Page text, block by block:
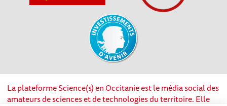
La plateforme Science(s) en Occitanie est le média social des
amateurs de sciences et de technologies du territoire. Elle